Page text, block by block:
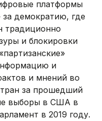
платформы
демократию, где
традиционно
и блокировки
и
и мнений во
за прошедший
выборы в США в
в 2019 году.